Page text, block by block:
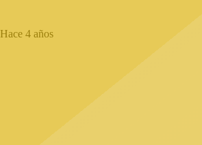
Hace 4 años